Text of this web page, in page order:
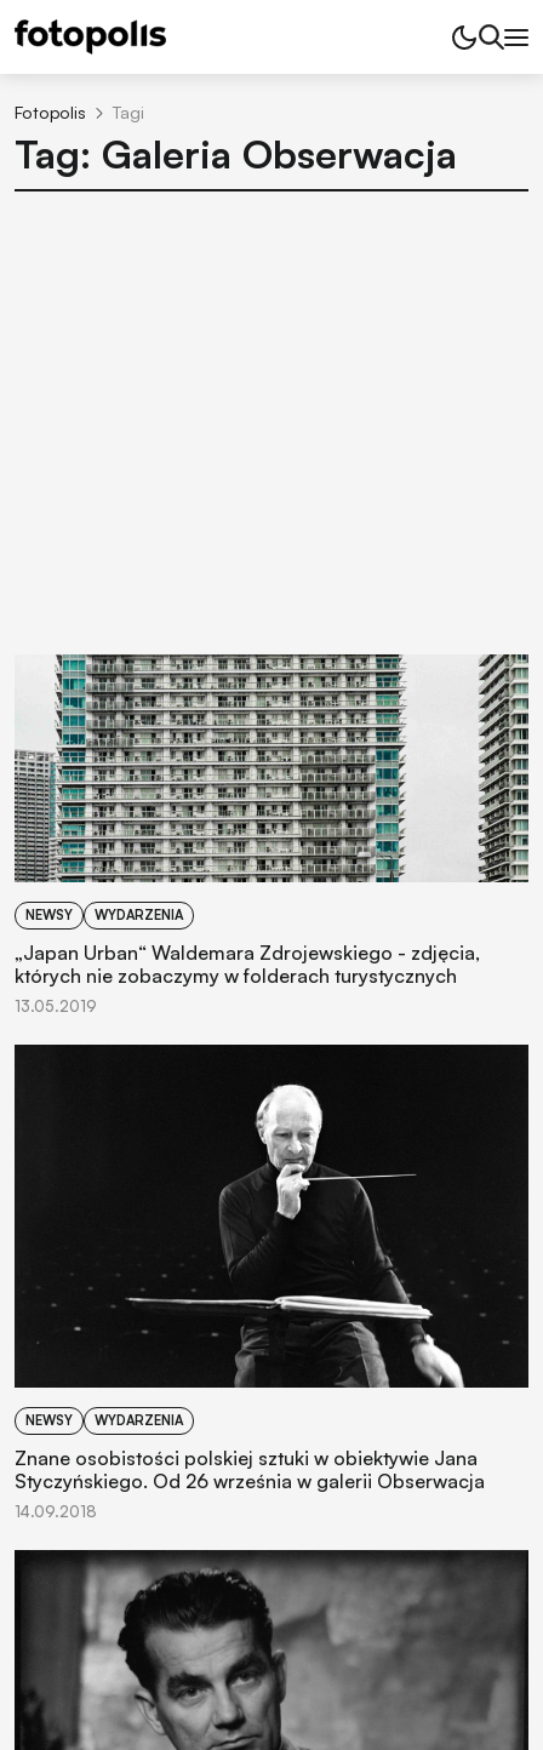
Fotopolis Tagi
Tag: Galeria Obserwacja
NEWSY WYDARZENIA
„Japan Urban“ Waldemara Zdrojewskiego - zdjęcia,
których nie zobaczymy w folderach turystycznych
13.05.2019
NEWSY WYDARZENIA
Znane osobistości polskiej sztuki w obiektywie Jana
Styczyńskiego. Od 26 września w galerii Obserwacja
14.09.2018